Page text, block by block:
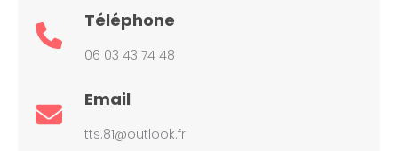
Téléphone
06 03 43 74 48
Email
tts.81@outlook.fr